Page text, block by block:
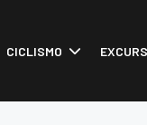
CICLISMO